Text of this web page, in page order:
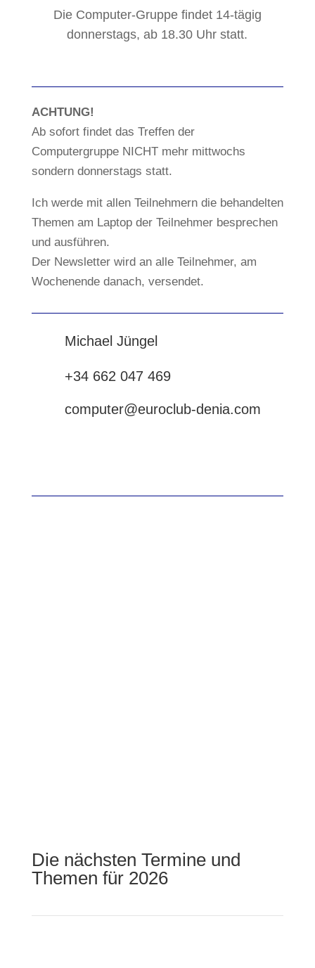
Die Computer-Gruppe findet 14-tägig
donnerstags, ab 18.30 Uhr statt.
ACHTUNG!
Ab sofort findet das Treffen der
Computergruppe NICHT mehr mittwochs
sondern donnerstags statt.
Ich werde mit allen Teilnehmern die behandelten
Themen am Laptop der Teilnehmer besprechen
und ausführen.
Der Newsletter wird an alle Teilnehmer, am
Wochenende danach, versendet.
Michael Jüngel
+34 662 047 469
computer@euroclub-denia.com
Die nächsten Termine und
Themen für 2026